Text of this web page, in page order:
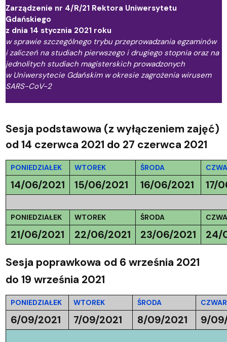
Zarządzenie nr 4/R/21 Rektora Uniwersytetu
Gdańskiego
z dnia 14 stycznia 2021 roku
w sprawie szczególnego trybu przeprowadzania egzaminów
i zaliczeń na studiach pierwszego i drugiego stopnia oraz na
jednolitych studiach magisterskich prowadzonych
w Uniwersytecie Gdańskim w okresie zagrożenia wirusem
SARS-CoV-2
Sesja podstawowa (z wyłączeniem zajęć)
od 14 czerwca 2021 do 27 czerwca 2021
PONIEDZIAŁEK WTOREK ŚRODA
14/06/2021 15/06/2021 16/06/2021 17/
PONIEDZIAŁEK WTOREK ŚRODA
21/06/2021 22/06/2021 23/06/2021 24/
Sesja poprawkowa od 6 września 2021
do 19 września 2021
PONIEDZIAŁEK WTOREK ŚRODA
6/09/2021 7/09/2021 8/09/2021 9/